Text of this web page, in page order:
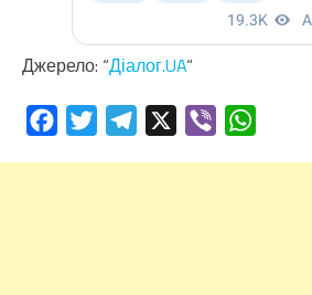
Джерело: “Діалог.UA“
FacebookTwitterTelegram Viber